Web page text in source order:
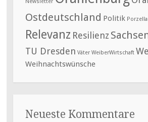
Ostdeutschland Politik
Relevanz Resilienz
TU Dresden Väter WeiberWirtschaft
Weihnachtswünsche
Neueste Kommentare